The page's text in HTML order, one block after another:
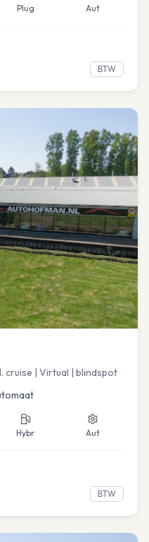
Plug Aut
BTW
| Virtual | blindspot
Hybr Aut
BTW